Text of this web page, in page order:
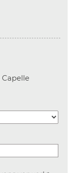
Aanvinken
informatie over